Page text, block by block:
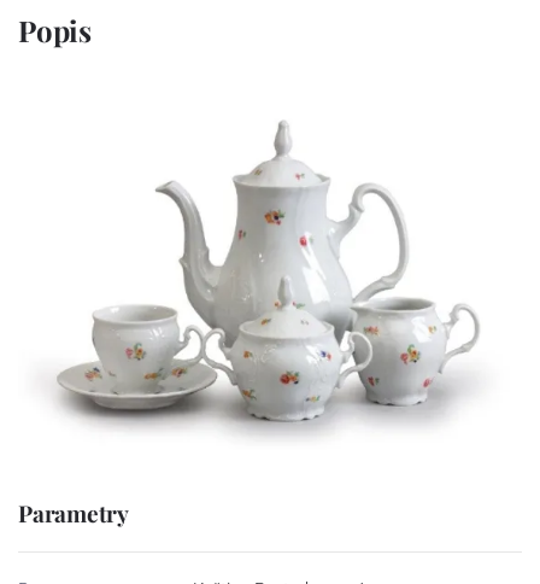
Popis
Parametry